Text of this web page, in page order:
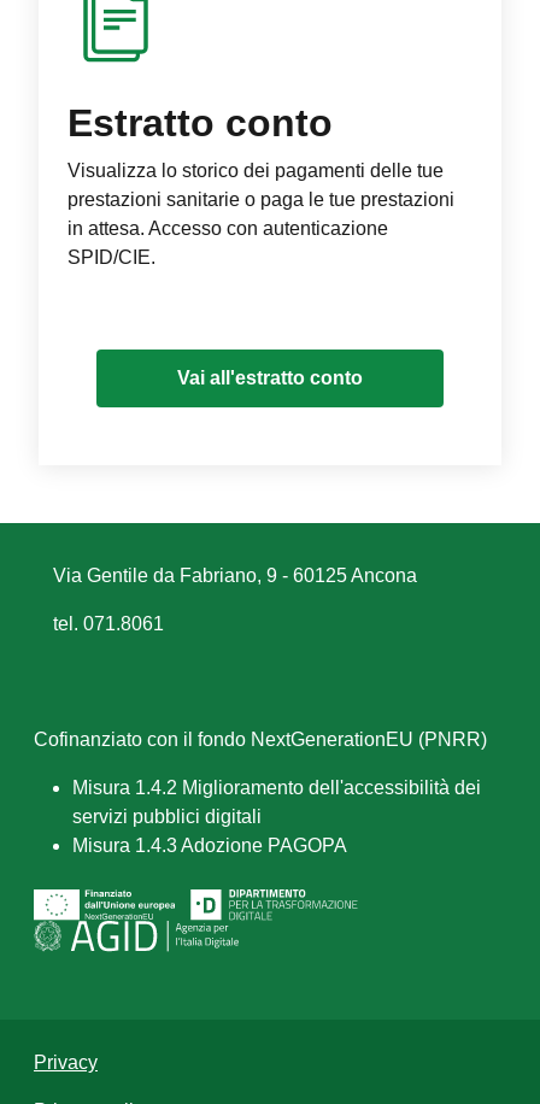
Estratto conto
Visualizza lo storico dei pagamenti delle tue
prestazioni sanitarie o paga le tue prestazioni
in attesa. Accesso con autenticazione
SPID/CIE.
Vai all'estratto conto
Via Gentile da Fabriano, 9 - 60125 Ancona
tel. 071.8061
Cofinanziato con il fondo NextGenerationEU (PNRR)
Misura 1.4.2 Miglioramento dell'accessibilità dei
servizi pubblici digitali
Misura 1.4.3 Adozione PAGOPA
Privacy